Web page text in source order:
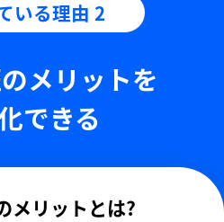
いる理由 2
メリットを
できる
メリットとは?